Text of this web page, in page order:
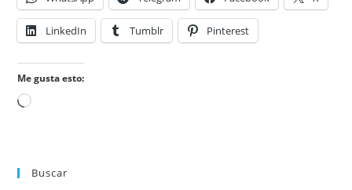
LinkedIn Tumblr Pinterest
Me gusta esto:
Cargando...
Buscar